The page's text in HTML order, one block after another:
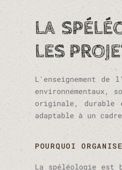
LA
LES
L'enseignement
environnementaux,
originale, durable
adaptable à un
POURQUOI
La spéléologie est